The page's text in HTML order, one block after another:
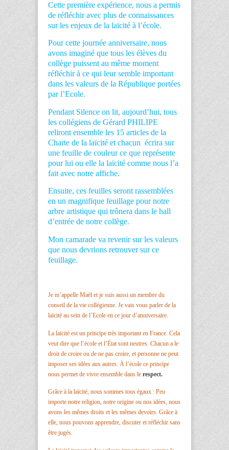
Cette première expérience, nous a permis
de réfléchir avec plus de connaissances
sur les enjeux de la laïcité à l’école.
Pour cette journée anniversaire, nous
avons imaginé que tous les élèves du
collège puissent au même moment
réfléchir à ce qui leur semble important
dans les valeurs de la République portées
par l’Ecole.
Pendant Silence on lit, aujourd’hui, tous
les collégiens de Gérard PHILIPE
reliront ensemble les 15 articles de la
Charte de la laïcité et chacun écrira sur
une feuille de couleur ce que représente
pour lui ou elle la laïcité comme nous l’a
fait avec notre affiche.
Ensuite, ces feuilles seront rassemblées
en un magnifique feuillage pour notre
arbre artistique qui trônera dans le hall
d’entrée de notre collège.
Mon camarade va revenir sur les valeurs
que nous devrions retrouver sur ce
feuillage.
Je m’appelle Maël et je suis aussi un membre du
conseil de la vie collégienne. Je vais vous parler de la
laïcité au sein de l’Ecole en ce jour d’anniversaire.
La laïcité est un principe très important en France. Cela
veut dire que l’école et l’État sont neutres. Chacun a le
droit de croire ou de ne pas croire, et personne ne peut
imposer ses idées aux autres. À l’école ce principe
nous permet de vivre ensemble dans le respect.
Grâce à la laïcité, nous sommes tous égaux : Peu
importe notre religion, notre origine ou nos idées, nous
avons les mêmes droits et les mêmes devoirs. Grâce à
elle, nous pouvons apprendre, discuter et réfléchir sans
être jugés.